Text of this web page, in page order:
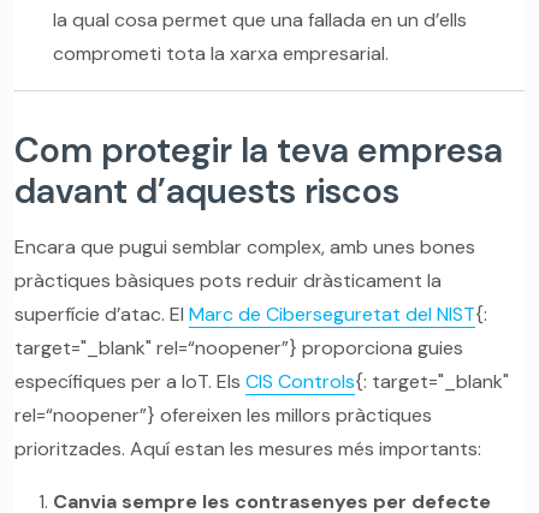
la qual cosa permet que una fallada en un d’ells
comprometi tota la xarxa empresarial.
Com protegir la teva empresa
davant d’aquests riscos
Encara que pugui semblar complex, amb unes bones
pràctiques bàsiques pots reduir dràsticament la
superfície d’atac. El Marc de Ciberseguretat del NIST{:
target="_blank" rel=“noopener”} proporciona guies
específiques per a IoT. Els CIS Controls{: target="_blank"
rel=“noopener”} ofereixen les millors pràctiques
prioritzades. Aquí estan les mesures més importants:
Canvia sempre les contrasenyes per defecte